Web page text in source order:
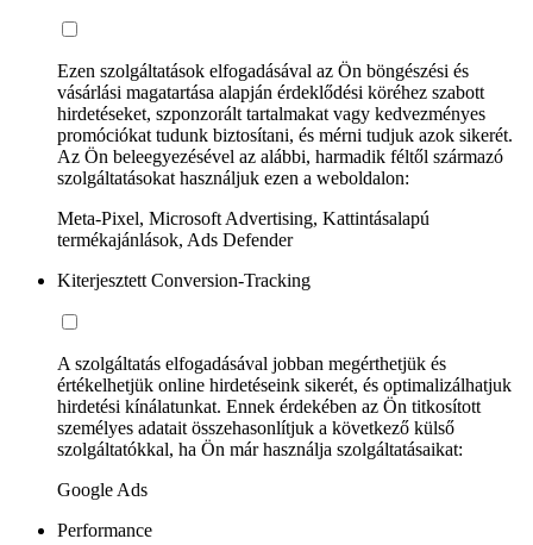
Ezen szolgáltatások elfogadásával az Ön böngészési és
vásárlási magatartása alapján érdeklődési köréhez szabott
hirdetéseket, szponzorált tartalmakat vagy kedvezményes
promóciókat tudunk biztosítani, és mérni tudjuk azok sikerét.
Az Ön beleegyezésével az alábbi, harmadik féltől származó
szolgáltatásokat használjuk ezen a weboldalon:
Meta-Pixel, Microsoft Advertising, Kattintásalapú
termékajánlások, Ads Defender
Kiterjesztett Conversion-Tracking
A szolgáltatás elfogadásával jobban megérthetjük és
értékelhetjük online hirdetéseink sikerét, és optimalizálhatjuk
hirdetési kínálatunkat. Ennek érdekében az Ön titkosított
személyes adatait összehasonlítjuk a következő külső
szolgáltatókkal, ha Ön már használja szolgáltatásaikat:
Google Ads
Performance